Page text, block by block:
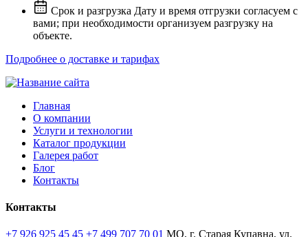
Срок и разгрузка Дату и время отгрузки согласуем с
вами; при необходимости организуем разгрузку на
объекте.
Подробнее о доставке и тарифах
Главная
О компании
Услуги и технологии
Каталог продукции
Галерея работ
Блог
Контакты
Контакты
+7 926 925 45 45 +7 499 707 70 01 МО, г. Старая Купавна, ул.